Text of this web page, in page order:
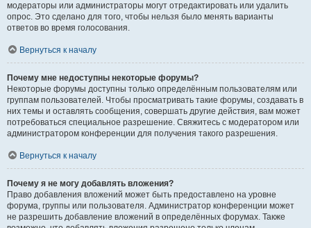
модераторы или администраторы могут отредактировать или удалить
опрос. Это сделано для того, чтобы нельзя было менять варианты
ответов во время голосования.
Вернуться к началу
Почему мне недоступны некоторые форумы?
Некоторые форумы доступны только определённым пользователям или
группам пользователей. Чтобы просматривать такие форумы, создавать в
них темы и оставлять сообщения, совершать другие действия, вам может
потребоваться специальное разрешение. Свяжитесь с модератором или
администратором конференции для получения такого разрешения.
Вернуться к началу
Почему я не могу добавлять вложения?
Право добавления вложений может быть предоставлено на уровне
форума, группы или пользователя. Администратор конференции может
не разрешить добавление вложений в определённых форумах. Также